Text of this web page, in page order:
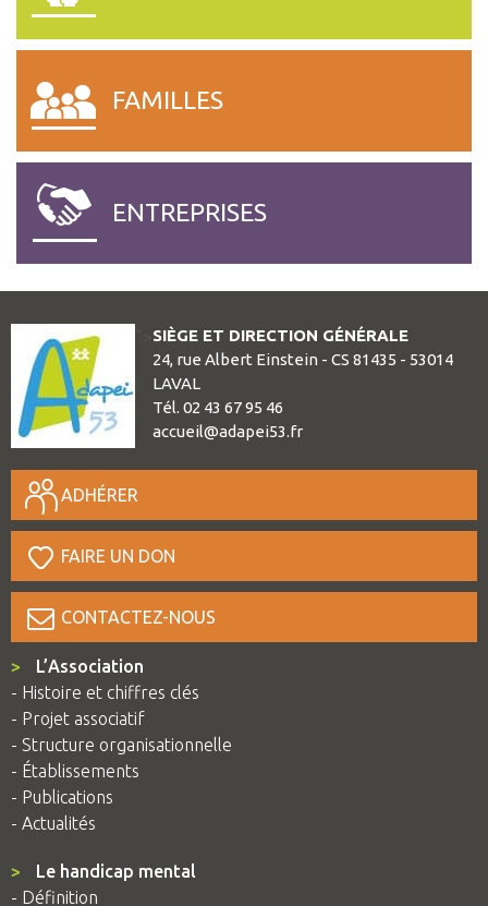
FAMILLES
ENTREPRISES
SIÈGE ET DIRECTION GÉNÉRALE
24, rue Albert Einstein - CS 81435 - 53014
LAVAL
Tél. 02 43 67 95 46
accueil@adapei53.fr
ADHÉRER
FAIRE UN DON
CONTACTEZ-NOUS
>
L’Association
- Histoire et chiffres clés
- Projet associatif
- Structure organisationnelle
- Établissements
- Publications
- Actualités
>
Le handicap mental
- Définition